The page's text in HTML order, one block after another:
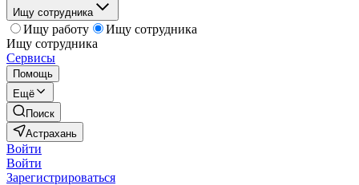
Ищу сотрудника
Ищу работу
Ищу сотрудника
Ищу сотрудника
Сервисы
Помощь
Ещё
Поиск
Астрахань
Войти
Войти
Зарегистрироваться